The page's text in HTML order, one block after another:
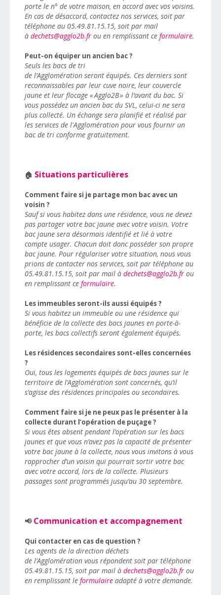
porte le n° de votre maison, en accord avec vos voisins.
En cas de désaccord, contactez nos services, soit par
téléphone au 05.49.81.15.15, soit par mail
à dechets@agglo2b.fr ou en remplissant ce formulaire.
Peut-on équiper un ancien bac ?
Seuls les bacs de tri
de l’Agglomération seront équipés. Ces derniers sont
reconnaissables par leur cuve noire, leur couvercle
jaune et leur flocage « Agglo2B » à l’avant du bac. Si
vous possédez un ancien bac du SVL, celui-ci ne sera
plus collecté. Un échange sera planifié et réalisé par
les services de l'Agglomération pour vous fournir un
bac de tri conforme gratuitement.
🏠 Situations particulières
Comment faire si je partage mon bac avec un
voisin ?
Sauf si vous habitez dans une résidence, vous ne devez
pas partager votre bac jaune avec votre voisin. Votre
bac jaune sera désormais identifié et lié à votre
compte usager. Chacun doit donc posséder son propre
bac jaune. Pour régulariser votre situation, nous vous
prions de contacter nos services, soit par téléphone au
05.49.81.15.15, soit par mail à dechets@agglo2b.fr ou
en remplissant ce formulaire.
Les immeubles seront-ils aussi équipés ?
Si vous habitez un immeuble ou une résidence qui
bénéficie de la collecte des bacs jaunes en porte-à-
porte, les bacs collectifs seront également équipés.
Les résidences secondaires sont-elles concernées
?
Oui, tous les logements équipés de bacs jaunes sur le
territoire de l’Agglomération sont concernés, qu’il
s’agisse des résidences principales ou secondaires.
Comment faire si je ne peux pas le présenter à la
collecte durant l’opération de puçage ?
Si vous êtes absent pendant l’opération sur les bacs
jaunes et que vous n’avez pas la capacité de présenter
votre bac jaune à la collecte, nous vous invitons à vous
rapprocher d’un voisin qui pourrait sortir votre bac
avec votre accord, lors de la collecte. Plusieurs
passages sont programmés jusqu’au 30 septembre.
📢 Communication et accompagnement
Qui contacter en cas de question ?
Les agents de la direction déchets
de l’Agglomération vous répondent soit par téléphone
05.49.81.15.15, soit par mail à dechets@agglo2b.fr ou
en remplissant le formulaire adapté à votre demande.